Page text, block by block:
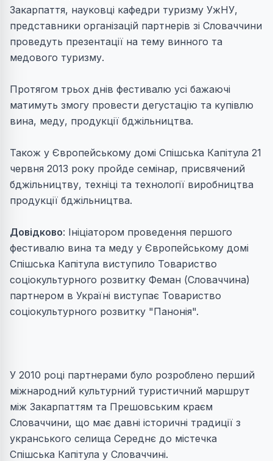
Закарпаття, науковці кафедри туризму УжНУ,
представники організацій партнерів зі Словаччини
проведуть презентації на тему винного та
медового туризму.
Протягом трьох днів фестивалю усі бажаючі
матимуть змогу провести дегустацію та купівлю
вина, меду, продукції бджільництва.
Також у Європейському домі Спішська Капітула 21
червня 2013 року пройде семінар, присвячений
бджільництву, техніці та технології виробництва
продукції бджільництва.
Довідково: Ініціатором проведення першого
фестивалю вина та меду у Європейському домі
Спішська Капітула виступило Товариство
соціокультурного розвитку Феман (Словаччина)
партнером в Україні виступає Товариство
соціокультурного розвитку "Панонія".
У 2010 році партнерами було розроблено перший
міжнародний культурний туристичний маршрут
між Закарпаттям та Прешовським краєм
Словаччини, що має давні історичні традиції з
укранського селища Середнє до містечка
Спішська Капітула у Словаччині.